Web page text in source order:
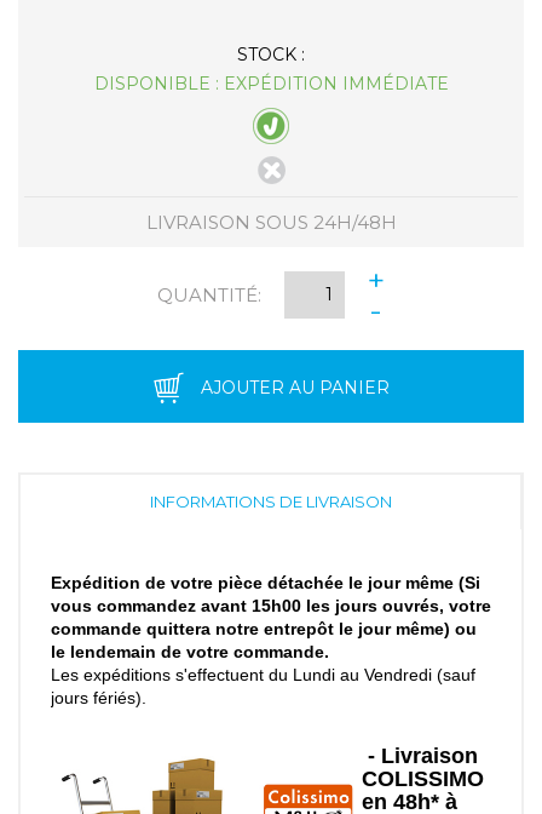
STOCK :
DISPONIBLE : EXPÉDITION IMMÉDIATE
LIVRAISON SOUS 24H/48H
QUANTITÉ:
+
-
AJOUTER AU PANIER
INFORMATIONS DE LIVRAISON